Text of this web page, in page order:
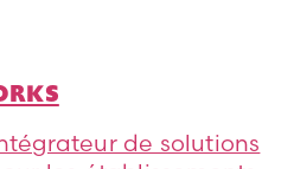
de solutions